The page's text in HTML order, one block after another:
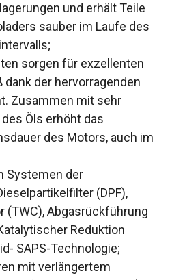
und erhält Teile
sauber im Laufe des
sorgen für exzellenten
der hervorragenden
Zusammen mit sehr
Öls erhöht das
des Motors, auch im
Systemen der
(DPF),
(TWC), Abgasrückführung
Reduktion
SAPS-Technologie;
mit verlängertem